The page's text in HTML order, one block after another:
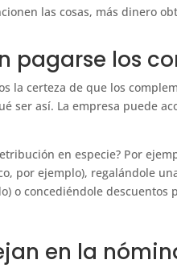
las cosas, más dinero
pagarse los
la certeza de que los
ser así. La empresa puede
en especie? Por
por ejemplo), regalándole
o concediéndole
en la